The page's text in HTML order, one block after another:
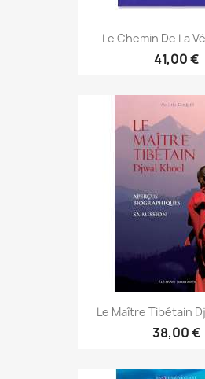
Le Chemin De La
41,00 €
Le Maître Tibétain
38,00 €